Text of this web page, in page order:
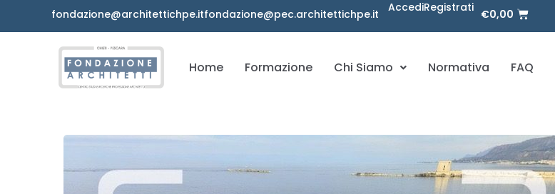
fondazione@architettichpe.itfondazione@pec.architettichpe.it AccediRegistrati €0,00
Home Formazione Chi Siamo Normativa FAQ